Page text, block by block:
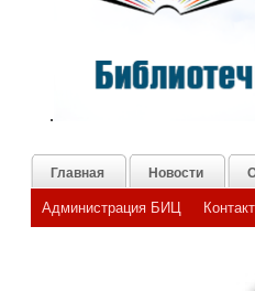
.
Главная
Администрация БИЦ
Новости